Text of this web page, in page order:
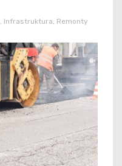
Infrastruktura Remonty